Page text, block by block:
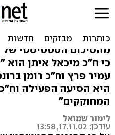
"החרוץ"; ח"כ
מהסיכום הסטטיסטי של
כי ח"כ מיכאל איתן הוא
עמיר פרץ וח"כ רומן
היא הסיעה הפעילה וח"כ
המחוקקים"
לימור שמואל
עודכן: 17.11.02, 13:58